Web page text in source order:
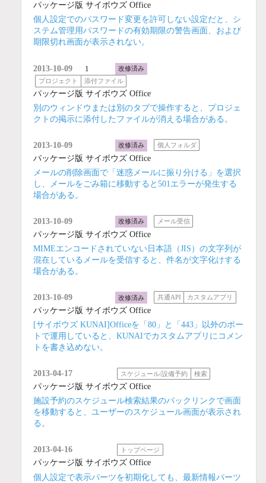
パッケージ版 サイボウズ Office
個人設定でのパスワード変更を許可しない設定だと、シ
ステム管理用パスワードの有効期限の警告画面、および
期限切れ画面が表示されない。
2013-10-09 1
改修済み
プロジェクト
添付ファイル
パッケージ版 サイボウズ Office
別のウィンドウまたは別のタブで操作すると、プロジェ
クトの掲示に添付したファイルが消える場合がある。
2013-10-09 改修済み 個人フォルダ
パッケージ版 サイボウズ Office
メールの削除画面で「迷惑メールに振り分ける」を選択
し、メールをごみ箱に移動すると501エラーが発生する
場合がある。
2013-10-09 改修済み メール受信
パッケージ版 サイボウズ Office
MIMEエンコードされていない日本語（JIS）の文字列が
混在しているメールを受信すると、件名が文字化けする
場合がある。
2013-10-09 改修済み 共通API カスタムアプリ
パッケージ版 サイボウズ Office
[サイボウズ KUNAI]Officeを「80」と「443」以外のポー
トで運用していると、KUNAIでカスタムアプリにコメン
トを書き込めない。
2013-04-17 スケジュール/設備予約 検索
パッケージ版 サイボウズ Office
施設予約のスケジュール検索結果のバックリンクで画面
を移動すると、ユーザーのスケジュール画面が表示され
る。
2013-04-16 トップページ
パッケージ版 サイボウズ Office
個人設定で表示パーツを初期化しても、最新情報パーツ